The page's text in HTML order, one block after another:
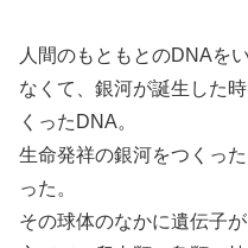
人間のもともとのDNAを
なくて、銀河が誕生した
くったDNA。
生命発祥の銀河をつくっ
った。
その球体のなかに遺伝子